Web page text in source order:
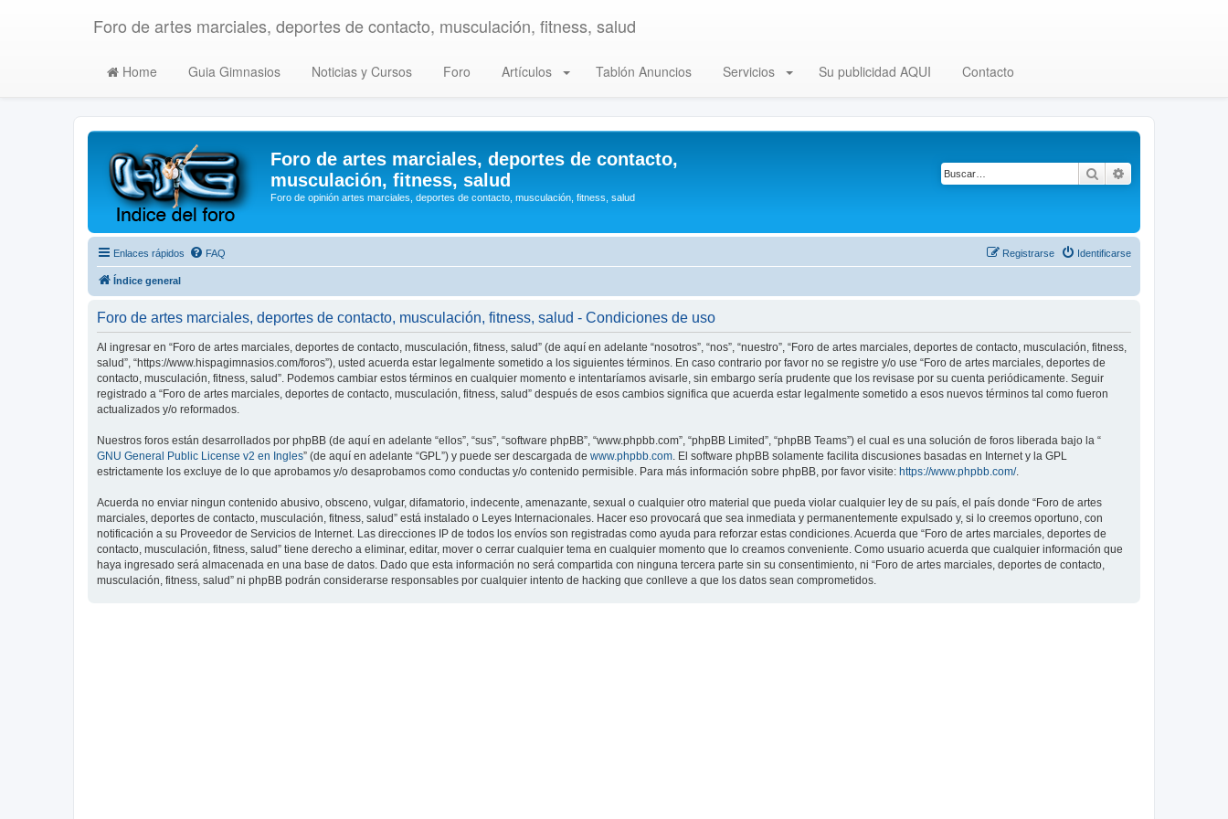
Foro de artes marciales, deportes de contacto, musculación, fitness, salud
Home Guia Gimnasios Noticias y Cursos Foro Artículos Tablón Anuncios Servicios Su publicidad AQUI Contacto
Foro de artes marciales, deportes de contacto,
musculación, fitness, salud
Foro de opinión artes marciales, deportes de contacto, musculación, fitness, salud
Buscar
Enlaces rápidos FAQ Identificarse
Registrarse
Índice general
Foro de artes marciales, deportes de contacto, musculación, fitness, salud - Condiciones de uso
Al ingresar en “Foro de artes marciales, deportes de contacto, musculación, fitness, salud” (de aquí en adelante “nosotros”, “nos”, “nuestro”, “Foro de artes marciales, deportes de contacto, musculación, fitness,
salud”, “https://www.hispagimnasios.com/foros”), usted acuerda estar legalmente sometido a los siguientes términos. En caso contrario por favor no se registre y/o use “Foro de artes marciales, deportes de
contacto, musculación, fitness, salud”. Podemos cambiar estos términos en cualquier momento e intentaríamos avisarle, sin embargo sería prudente que los revisase por su cuenta periódicamente. Seguir
registrado a “Foro de artes marciales, deportes de contacto, musculación, fitness, salud” después de esos cambios significa que acuerda estar legalmente sometido a esos nuevos términos tal como fueron
actualizados y/o reformados.
Nuestros foros están desarrollados por phpBB (de aquí en adelante “ellos”, “sus”, “software phpBB”, “www.phpbb.com”, “phpBB Limited”, “phpBB Teams”) el cual es una solución de foros liberada bajo la “
GNU General Public License v2 en Ingles” (de aquí en adelante “GPL”) y puede ser descargada de www.phpbb.com. El software phpBB solamente facilita discusiones basadas en Internet y la GPL
estrictamente los excluye de lo que aprobamos y/o desaprobamos como conductas y/o contenido permisible. Para más información sobre phpBB, por favor visite: https://www.phpbb.com/.
Acuerda no enviar ningun contenido abusivo, obsceno, vulgar, difamatorio, indecente, amenazante, sexual o cualquier otro material que pueda violar cualquier ley de su país, el país donde “Foro de artes
marciales, deportes de contacto, musculación, fitness, salud” está instalado o Leyes Internacionales. Hacer eso provocará que sea inmediata y permanentemente expulsado y, si lo creemos oportuno, con
notificación a su Proveedor de Servicios de Internet. Las direcciones IP de todos los envíos son registradas como ayuda para reforzar estas condiciones. Acuerda que “Foro de artes marciales, deportes de
contacto, musculación, fitness, salud” tiene derecho a eliminar, editar, mover o cerrar cualquier tema en cualquier momento que lo creamos conveniente. Como usuario acuerda que cualquier información que
haya ingresado será almacenada en una base de datos. Dado que esta información no será compartida con ninguna tercera parte sin su consentimiento, ni “Foro de artes marciales, deportes de contacto,
musculación, fitness, salud” ni phpBB podrán considerarse responsables por cualquier intento de hacking que conlleve a que los datos sean comprometidos.